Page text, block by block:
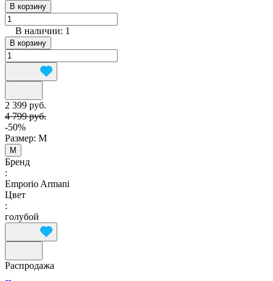
В корзину
В наличии: 1
В корзину
2 399 руб.
4 799 руб.
-50%
Размер: M
M
Бренд
:
Emporio Armani
Цвет
:
голубой
Распродажа